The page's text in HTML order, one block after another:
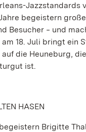
Jazzstandards
begeistern
Besucher ‒ und
18. Juli bringt ein
die Heuneburg,
ist.
HASEN
Brigitte